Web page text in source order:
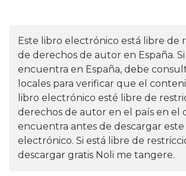
Este libro electrónico está libre de
de derechos de autor en España. Si
encuentra en España, debe
locales para verificar que el
libro electrónico esté libre de
derechos de autor en el país en el
encuentra antes de descargar
electrónico. Si está libre de
descargar gratis Noli me tangere.